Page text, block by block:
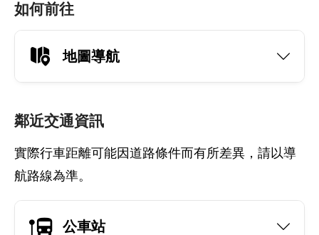
如何前往
地圖導航
鄰近交通資訊
實際行車距離可能因道路條件而有所差異，請以導
航路線為準。
公車站